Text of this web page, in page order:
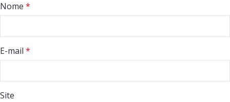
Nome *
E-mail *
Site